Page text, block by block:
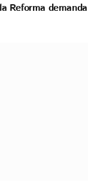
Reforma demanda